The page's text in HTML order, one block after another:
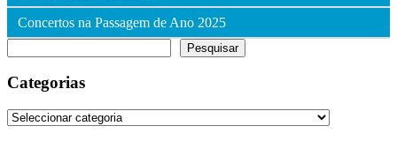
Concertos na Passagem de Ano 2025
Pesquisar
Categorias
Categorias